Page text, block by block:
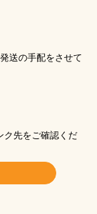
送の手配をさせて
ク先をご確認くだ